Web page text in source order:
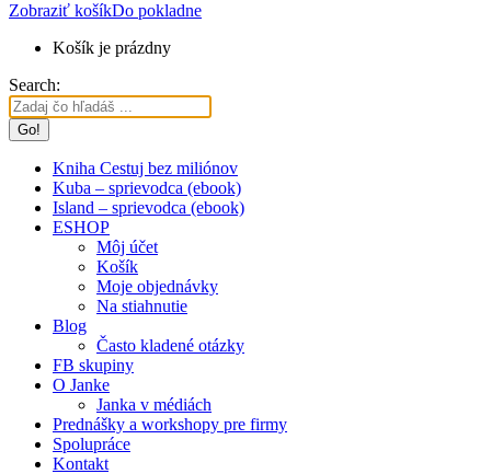
Zobraziť košíkDo pokladne
Košík je prázdny
Search:
Kniha Cestuj bez miliónov
Kuba – sprievodca (ebook)
Island – sprievodca (ebook)
ESHOP
Môj účet
Košík
Moje objednávky
Na stiahnutie
Blog
Často kladené otázky
FB skupiny
O Janke
Janka v médiách
Prednášky a workshopy pre firmy
Spolupráce
Kontakt